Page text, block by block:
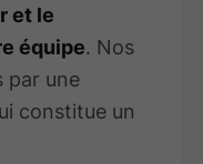
et le
équipe. Nos
par une
constitue un